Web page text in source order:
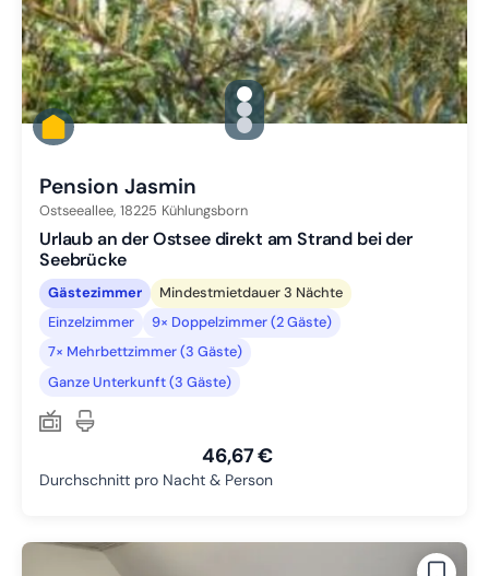
gallery.slide_selector
Zu Slide 1 wechseln
Zu Slide 2 wechseln
Zu Slide 3 wechseln
Pension Jasmin
Ostseeallee, 18225 Kühlungsborn
Urlaub an der Ostsee direkt am Strand bei der
Seebrücke
Gästezimmer
Mindestmietdauer 3 Nächte
Einzelzimmer
9× Doppelzimmer (2 Gäste)
7× Mehrbettzimmer (3 Gäste)
Ganze Unterkunft (3 Gäste)
46,67 €
Durchschnitt pro Nacht & Person